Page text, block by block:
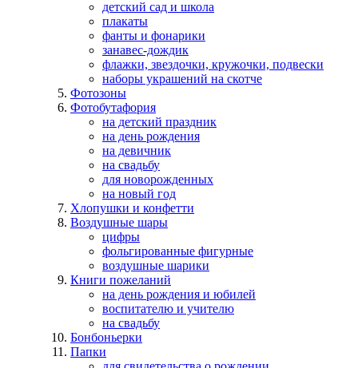
детский сад и школа
плакаты
фанты и фонарики
занавес-дождик
флажки, звездочки, кружочки, подвески
наборы украшений на скотче
Фотозоны
Фотобутафория
на детский праздник
на день рождения
на девичник
на свадьбу
для новорожденных
на новый год
Хлопушки и конфетти
Воздушные шары
цифры
фольгированные фигурные
воздушные шарики
Книги пожеланий
на день рождения и юбилей
воспитателю и учителю
на свадьбу
Бонбоньерки
Папки